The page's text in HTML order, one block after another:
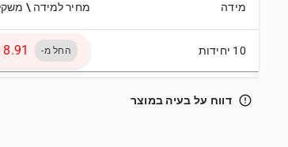
מידה מחיר למידה \
10 יחידות החל מ-
error_outline דווח על בעיה במוצר